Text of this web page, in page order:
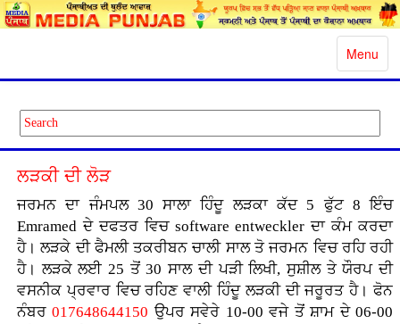
Toggle
Menu
ਲੜਕੀ ਦੀ ਲੋੜ
ਜਰਮਨ ਦਾ ਜੰਮਪਲ 30 ਸਾਲਾ ਹਿੰਦੂ ਲੜਕਾ ਕੱਦ 5 ਫੁੱਟ 8 ਇੰਚ
Emramed ਦੇ ਦਫਤਰ ਵਿਚ software entweckler ਦਾ ਕੰਮ ਕਰਦਾ
ਹੈ। ਲੜਕੇ ਦੀ ਫੈਮਲੀ ਤਕਰੀਬਨ ਚਾਲੀ ਸਾਲ ਤੋ ਜਰਮਨ ਵਿਚ ਰਹਿ ਰਹੀ
ਹੈ। ਲੜਕੇ ਲਈ 25 ਤੋਂ 30 ਸਾਲ ਦੀ ਪੜੀ ਲਿਖੀ, ਸੁਸ਼ੀਲ ਤੇ ਯੌਰਪ ਦੀ
ਵਸਨੀਕ ਪ੍ਰਵਾਰ ਵਿਚ ਰਹਿਣ ਵਾਲੀ ਹਿੰਦੂ ਲੜਕੀ ਦੀ ਜਰੂਰਤ ਹੈ। ਫੋਨ
ਨੰਬਰ017648644150 ਉਪਰ ਸਵੇਰੇ 10-00 ਵਜੇ ਤੋਂ ਸ਼ਾਮ ਦੇ 06-00